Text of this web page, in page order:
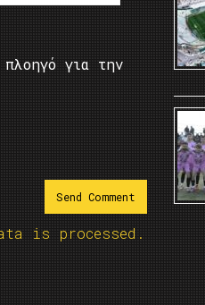
για την
is processed.